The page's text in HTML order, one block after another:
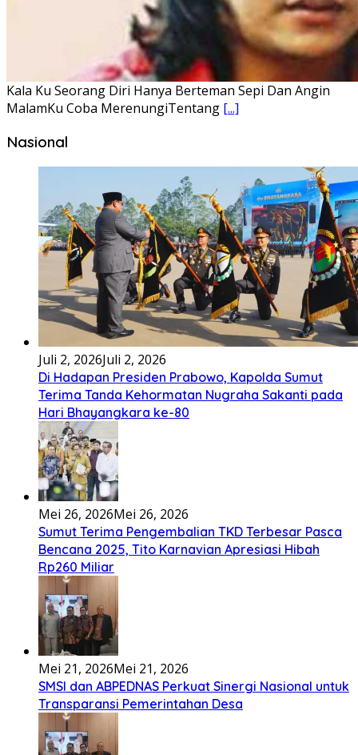
Ena’o natola ukhamoHaga mbawa ba desa’aUhalo ube’e
khomoUohe ia ube bangaimo Ena’o
[...]
Lirik Lagu FAFOFA Ciptaan Fajar Halawa Vocal Rendi Gulo
Bembambörö dödöu he akhiguMene mene sino lawaö
khöuMeinötö niowalu, mela’angdröi ita laforudu..[...]
Lirik Lagu Cinta Mati – Fajar Halawa
nouwao khuo he akhigu boi taozui wa’omasiTabato ia
taroi furi[...]
Lirik Seberkas Sinar – Deddy Dores